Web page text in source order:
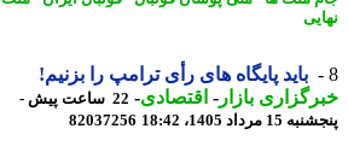
باید پایگاه های رأی ترامپ را بزنیم!
بازار- اقتصادی-
22 ساعت پیش -
1405، 18:42
82037256